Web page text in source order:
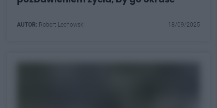
AUTOR: Robert Lechowski 18/09/2025